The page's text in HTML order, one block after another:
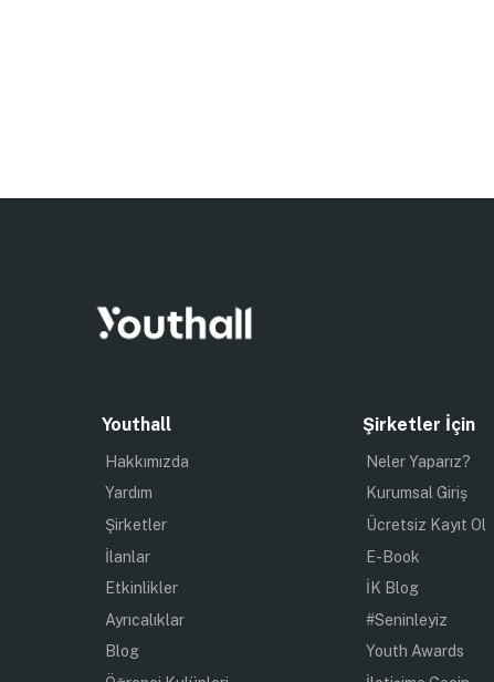
Youthall
Hakkımızda
Yardım
Şirketler
İlanlar
Etkinlikler
Ayrıcalıklar
Blog
Şirketler İçin
Neler Yaparız?
Kurumsal Giriş
Ücretsiz Kayıt Ol
E-Book
İK Blog
#Seninleyiz
Youth Awards